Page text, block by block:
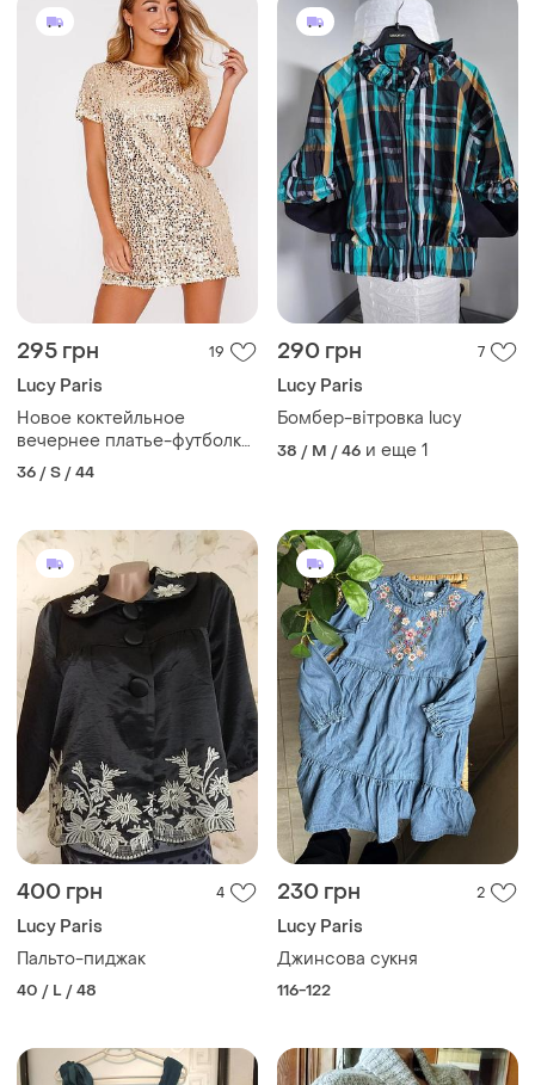
295 грн 19
Lucy Paris
Новое коктейльное
вечернее платье-футболка
в пайетки
36 / S / 44
290 грн 7
Lucy Paris
Бомбер-вітровка lucy
38 / M / 46 и еще 1
400 грн 4
Lucy Paris
Пальто-пиджак
40 / L / 48
230 грн 2
Lucy Paris
Джинсова сукня
116-122